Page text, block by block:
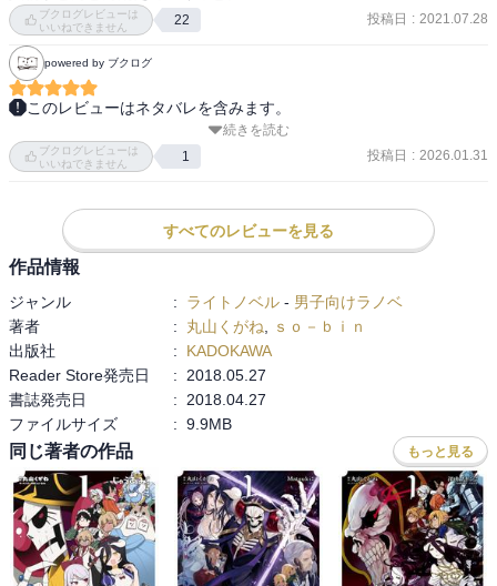
ブクログレビューは
いいねできません
22 投稿日 : 2021.07.28
powered by ブクログ
このレビューはネタバレを含みます。
劇場版は視聴済み。でも本書読了後のこのタイミングでもう一回後
半を観る予定。この「聖王国編」（12、13巻）は、ネイアが主体の
と安心して見ていられるので（今回いろいろな展開や裏の事情はあ
りつつも）、最後はスカッとする。ネイアは裏の事情は知らずにア
インズ様を崇拝しているわけだけど、たとえバレたとしても気持ち
は変わらないかもしれないな。あと、劇場版では描写が少なくてい
まいち掴みづらかった、アインズvs憤怒の魔将＋メイド悪魔戦の様
子を知れたし、デミウルゴス作＋アインズのアレンジの筋書きや、
それを人間側がどう見ていたのか詳しく分かってより理解が深まっ
た。それにしても劇場版はうまく2時間ちょっとに収めたなあ。最後
に重要人物やネイアの親が復活したりしないところが、この物語の
シビアなところ。
続きを読む
ブクログレビューは
いいねできません
1 投稿日 : 2026.01.31
すべてのレビューを見る
作品情報
ジャンル : ライトノベル - 男子向けラノベ
著者
: 丸山くがね
ｓｏ－ｂｉｎ
出版社
:
KADOKAWA
Reader Store発売日
:
2018.05.27
書誌発売日
:
2018.04.27
ファイルサイズ
: 9.9MB
同じ著者の作品 もっと見る